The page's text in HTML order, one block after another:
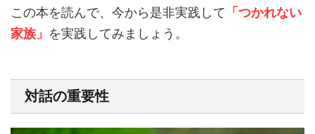
この本を読んで、今から是非実践して 「つかれない
家族」 を実践してみましょう。
対話の重要性